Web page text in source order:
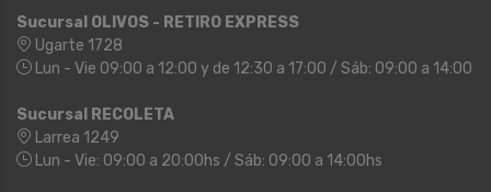
Sucursal OLIVOS - RETIRO EXPRESS
Ugarte 1728
Lun - Vie 09:00 a 12:00 y de 12:30 a 17:00 / Sáb: 09:00 a 14:00
Sucursal RECOLETA
Larrea 1249
Lun - Vie: 09:00 a 20:00hs / Sáb: 09:00 a 14:00hs